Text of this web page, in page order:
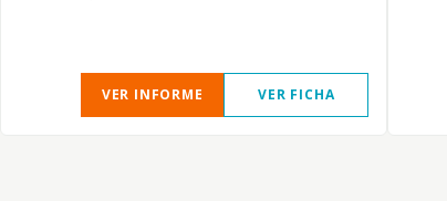
VER INFORME VER FICHA